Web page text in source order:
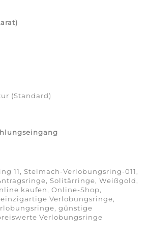
(Standard)
11, Stelmach-Verlobungsring-011,
Solitärringe, Weißgold,
kaufen, Online-Shop,
einzigartige Verlobungsringe,
günstige
Verlobungsringe